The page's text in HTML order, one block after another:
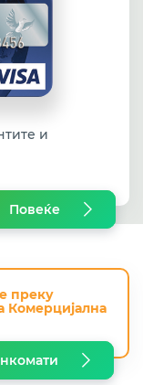
и
Повеќе
преку
Комерцијална